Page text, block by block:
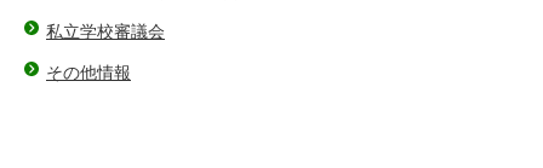
私立学校審議会
その他情報